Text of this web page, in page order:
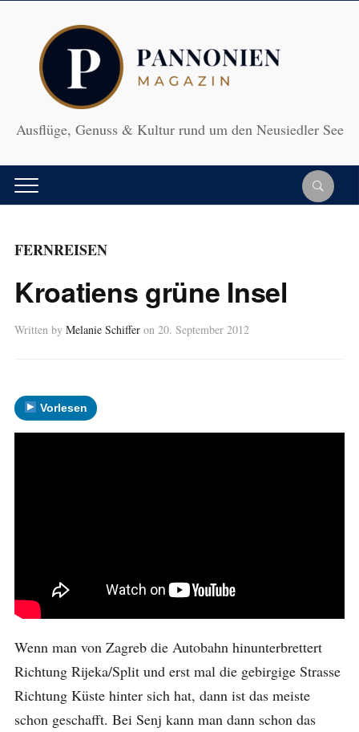
Ausflüge, Genuss & Kultur rund um den Neusiedler See
FERNREISEN
Kroatiens grüne Insel
Written by Melanie Schiffer on 20. September 2012
Vorlesen
Wenn man von Zagreb die Autobahn hinunterbrettert
Richtung Rijeka/Split und erst mal die gebirgige Strasse
Richtung Küste hinter sich hat, dann ist das meiste
schon geschafft. Bei Senj kann man dann schon das